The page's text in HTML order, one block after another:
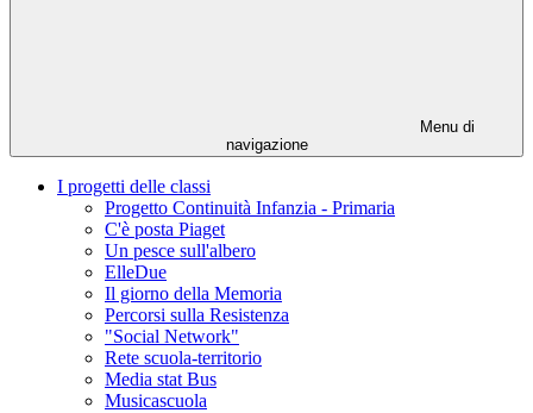
Menu di
navigazione
I progetti delle classi
Progetto Continuità Infanzia - Primaria
C'è posta Piaget
Un pesce sull'albero
ElleDue
Il giorno della Memoria
Percorsi sulla Resistenza
"Social Network"
Rete scuola-territorio
Media stat Bus
Musicascuola